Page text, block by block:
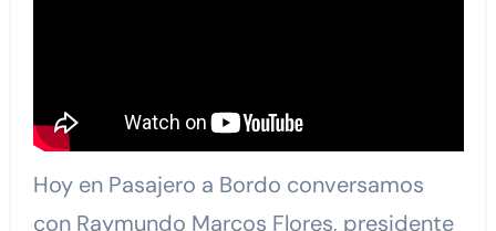
Hoy en Pasajero a Bordo conversamos
con Raymundo Marcos Flores, presidente